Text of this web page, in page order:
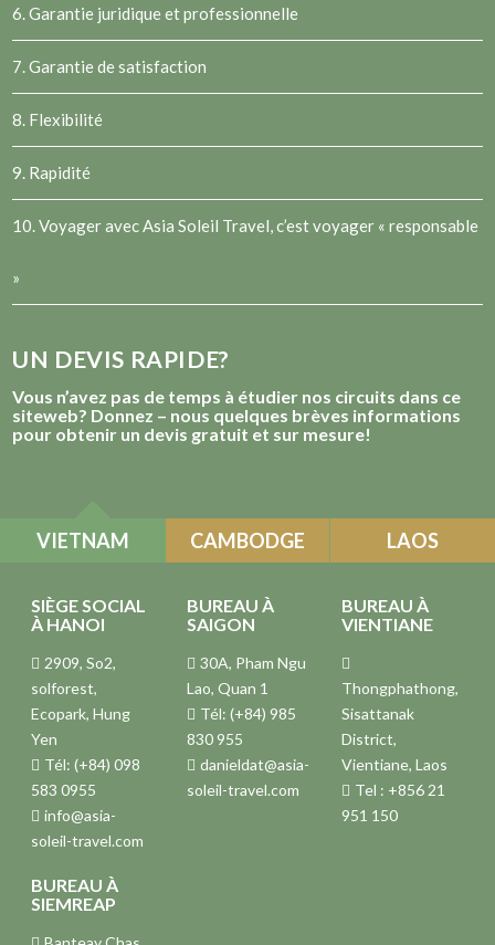
6. Garantie juridique et professionnelle
7. Garantie de satisfaction
8. Flexibilité
9. Rapidité
10. Voyager avec Asia Soleil Travel, c’est voyager « responsable
»
UN DEVIS RAPIDE?
Vous n’avez pas de temps à étudier nos circuits dans ce
siteweb? Donnez – nous quelques brèves informations
pour obtenir un devis gratuit et sur mesure!
VIETNAM CAMBODGE LAOS
SIÈGE SOCIAL
À HANOI
2909, So2,
solforest,
Ecopark, Hung
Yen
Tél: (+84) 098
583 0955
info@asia-
soleil-travel.com
BUREAU À
SAIGON
30A, Pham Ngu
Lao, Quan 1
Tél: (+84) 985
830 955
danieldat@asia-
soleil-travel.com
BUREAU À
VIENTIANE
Thongphathong,
Sisattanak
District,
Vientiane, Laos
Tel : +856 21
951 150
BUREAU À
SIEMREAP